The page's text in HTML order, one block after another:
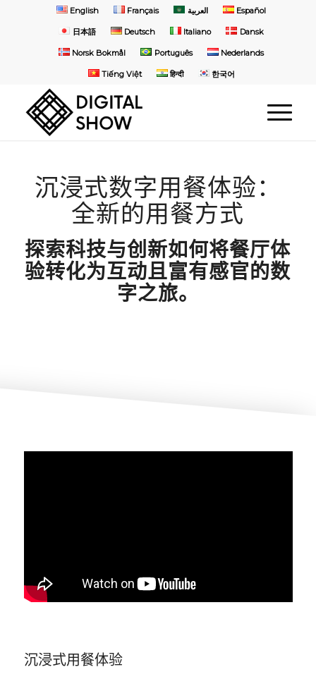
English Français العربية Español
日本語 Deutsch Italiano Dansk
Norsk Bokmål Português Nederlands
Tiếng Việt हिन्दी 한국어
沉浸式数字用餐体验：
全新的用餐方式
探索科技与创新如何将餐厅体
验转化为互动且富有感官的数
字之旅。
沉浸式用餐体验